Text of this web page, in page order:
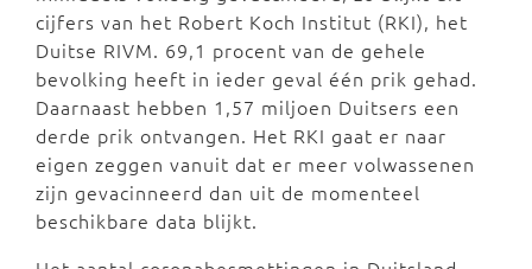
cijfers van het Robert Koch Institut (RKI), het
Duitse RIVM. 69,1 procent van de gehele
bevolking heeft in ieder geval één prik gehad.
Daarnaast hebben 1,57 miljoen Duitsers een
derde prik ontvangen. Het RKI gaat er naar
eigen zeggen vanuit dat er meer volwassenen
zijn gevacinneerd dan uit de momenteel
beschikbare data blijkt.